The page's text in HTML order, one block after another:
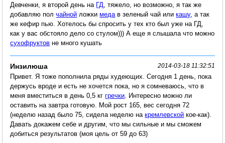
Девченки, я второй день на ГД
, тяжело, но возможно, я так же
добавляю полчайной ложкимеда в зеленый чай иликашу, а так
же кефир пью. Хотелось бы спросить у тех кто был уже на ГД,
как у вас обстояло дело со стулом))) А еще я слышала что можно
сухофруктов не много кушать
Инзилюша 2014-03-18 11:32:51
Привет. Я тоже пополнила ряды худеющих. Сегодня 1 день, пока
держусь вроде и есть не хочется пока, но я сомневаюсь, что в
меня вместиться в день 0,5 кггречки . Интересно можно ли
оставить на завтра готовую. Мой рост 165, вес сегодня 72
(неделю назад было 75, сидела неделю накремлевской кое-как).
Давать докажем себе и другим, что мы сильные и мы сможем
добиться результатов (моя цель от 59 до 63)